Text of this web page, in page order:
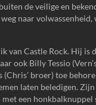
de veilige en
naar volwassenheid,
van Castle Rock. Hij is
ook Billy Tessio
broer) toe
laten beledigen.
met een